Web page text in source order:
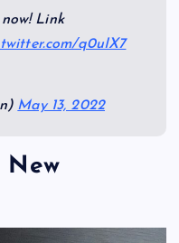
Link
q0uIX7
May 13, 2022
New